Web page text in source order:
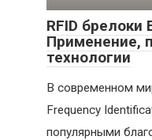
RFID брелоки
Применение,
технологии
В современном
Frequency
популярными